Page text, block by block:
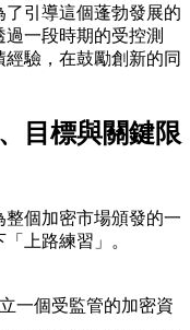
了引導這個蓬勃發展的
一段時期的受控測
驗，在鼓勵創新的同
目標與關鍵限
個加密市場頒發的一
上路練習」。
一個受監管的加密資